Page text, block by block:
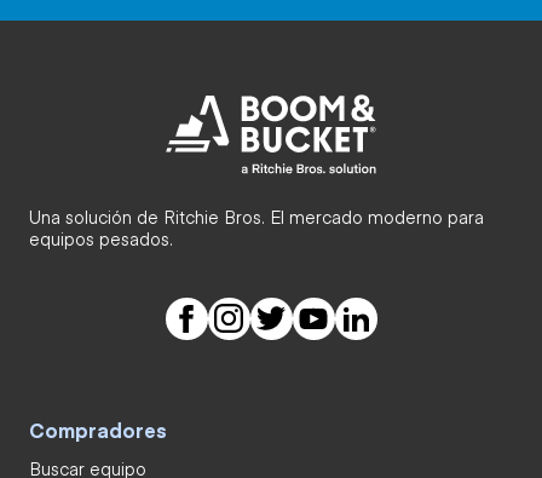
Una solución de Ritchie Bros. El mercado moderno para
equipos pesados.
Compradores
Buscar equipo